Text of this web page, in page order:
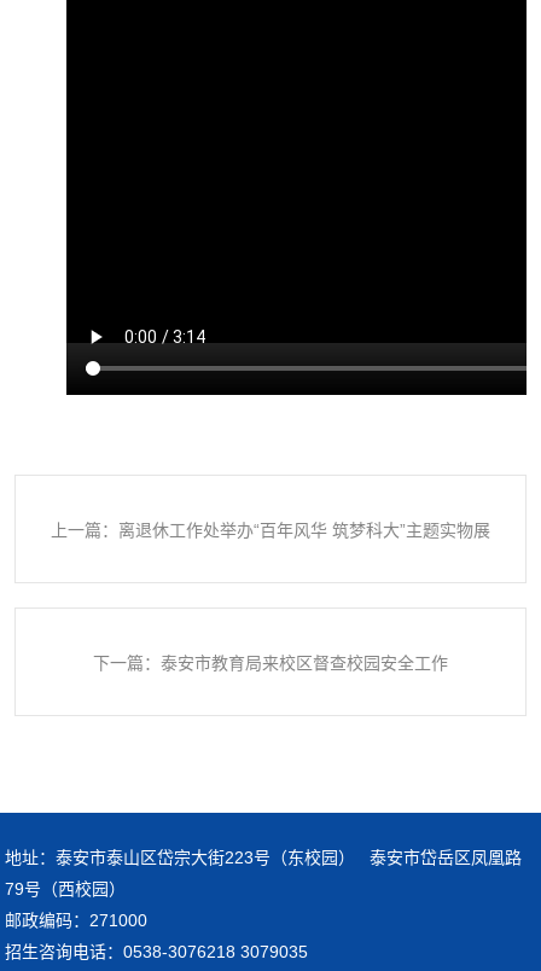
上一篇：离退休工作处举办“百年风华 筑梦科大”主题实物展
下一篇：泰安市教育局来校区督查校园安全工作
地址：泰安市泰山区岱宗大街223号（东校园） 泰安市岱岳区凤凰路
79号（西校园）
邮政编码：271000
招生咨询电话：0538-3076218 3079035